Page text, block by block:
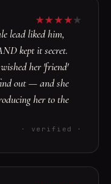
★★ ★ ★★
lead liked him,
kept it secret.
her 'friend'
out — and she
her to the
· verified ·